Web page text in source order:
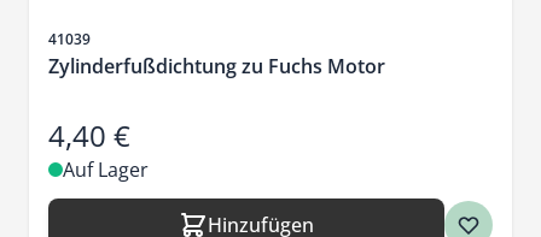
Artikelnr.
41039
Zylinderfußdichtung zu Fuchs Motor
4,40 €
Auf Lager
Hinzufügen